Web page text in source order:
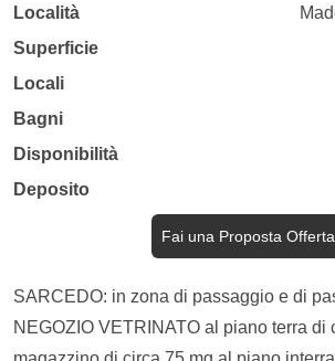
Località
Superficie
Locali
Bagni
Disponibilità
Deposito
Fai una Proposta Offerta
SARCEDO: in zona di passaggio e di
NEGOZIO VETRINATO al piano terra di